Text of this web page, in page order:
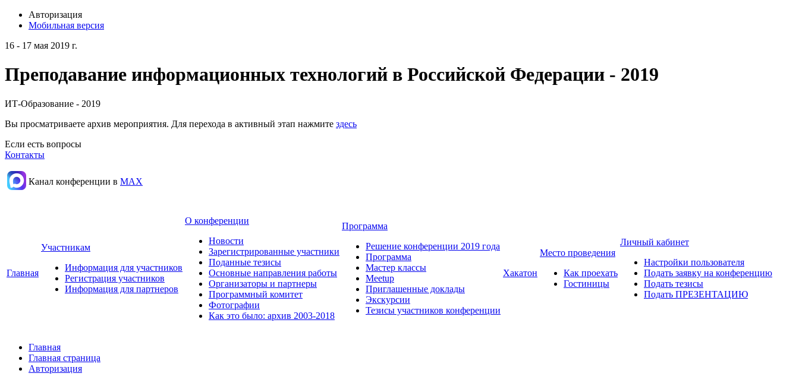
Авторизация
Мобильная версия
16 - 17 мая 2019 г.
Преподавание информационных технологий в Российской Федерации - 2019
ИТ-Образование - 2019
Вы просматриваете архив мероприятия. Для перехода в активный этап нажмите здесь
Если есть вопросы
Контакты
Канал конференции в МАХ
Главная
Участникам
Информация для участников
Регистрация участников
Информация для партнеров
О конференции
Новости
Зарегистрированные участники
Поданные тезисы
Основные направления работы
Организаторы и партнеры
Программный комитет
Фотографии
Как это было: архив 2003-2018
Программа
Решение конференции 2019 года
Программа
Мастер классы
Meetup
Приглашенные доклады
Экскурсии
Тезисы участников конференции
Хакатон
Место проведения
Как проехать
Гостиницы
Личный кабинет
Настройки пользователя
Подать заявку на конференцию
Подать тезисы
Подать ПРЕЗЕНТАЦИЮ
Главная
Главная страница
Авторизация